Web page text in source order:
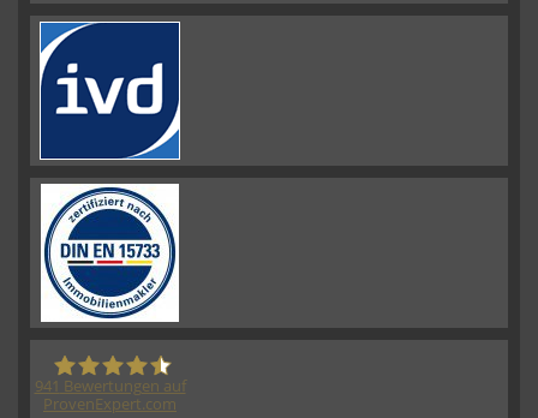
941 Bewertungen auf
ProvenExpert.com